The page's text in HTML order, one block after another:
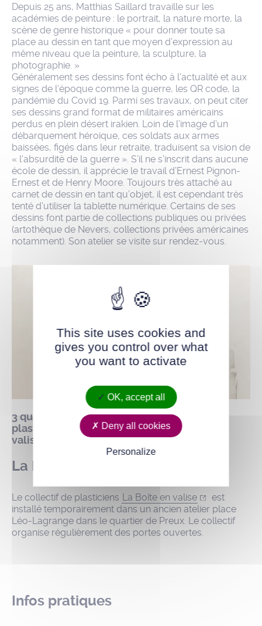
Depuis 25 ans, Matthias Saillard travaille sur les
académies de peinture : le portrait, la nature morte, la
scène de genre historique « pour donner toute sa
place au dessin en tant que moyen d’expression au
même niveau que la peinture, la sculpture, la
photographie. »
Généralement ses dessins font écho à l’actualité et aux
signes de l’époque comme la guerre, les QR code, la
pandémie du Covid 19. Parmi ses travaux, on peut citer
ses dessins grand format de militaires américains
perdus en plein désert irakien. Loin de l’image d’un
débarquement héroïque, ces soldats aux armes
baissées, figés dans leur retraite, traduisent sa vision de
« l’absurdité de la guerre ». S’il ne s’inscrit dans aucune
école de dessin, il apprécie le travail d’Ernest Pignon-
Ernest et de Henry Moore. Toujours très attaché au
carnet de dessin en tant qu’objet, il est cependant très
tenté d’utiliser la tablette numérique. Certains de ses
dessins font partie de collections publiques ou privées
(artothèque de Nevers, collections privées américaines
notamment). Son atelier se visite sur rendez-vous.
3 questions à Matthias Saillard, artiste
plasticien, membre du collectif la boîte en
valise.
La Boîte en valise à Preux
Le collectif de plasticiens La Boîte en valise
est
installé temporairement dans un ancien atelier place
Léo-Lagrange dans le quartier de Preux. Le collectif
organise régulièrement des portes ouvertes.
Infos pratiques
This site uses cookies and
gives you control over what
you want to activate
OK, accept all
Deny all cookies
Personalize